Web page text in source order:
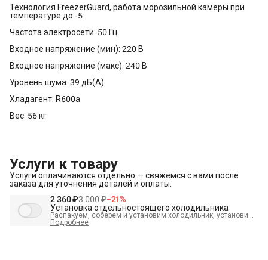
Технология FreezerGuard, работа морозильной камеры при
температуре до -5
Частота электросети: 50 Гц
Входное напряжение (мин): 220 В
Входное напряжение (макс): 240 В
Уровень шума: 39 дБ(А)
Хладагент: R600a
Вес: 56 кг
Услуги к товару
Услуги оплачиваются отдельно — свяжемся с вами после
заказа для уточнения деталей и оплаты.
2 360 ₽3 000 ₽−21%
Установка отдельностоящего холодильника
Распакуем, соберем и установим холодильник, установим
полки, выставим по уровню, подключим к электросети и
Подробнее